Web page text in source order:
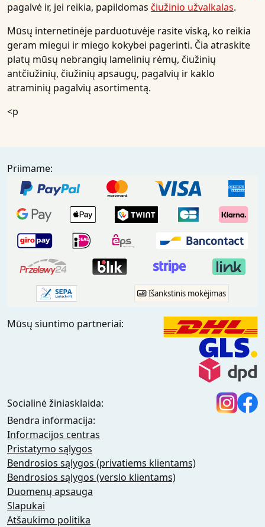
pagalvė ir, jei reikia, papildomas čiužinio užvalkalas.
Mūsų internetinėje parduotuvėje rasite viską, ko reikia
geram miegui ir miego kokybei pagerinti. Čia atraskite
platų mūsų nebrangių lamelinių rėmų, čiužinių
antčiužinių, čiužinių apsaugų, pagalvių ir kaklo
atraminių pagalvių asortimentą.
<p
Priimame:
Išankstinis mokėjimas
Mūsų siuntimo partneriai:
Socialinė žiniasklaida:
Bendra informacija:
Informacijos centras
Pristatymo sąlygos
Bendrosios sąlygos (privatiems klientams)
Bendrosios sąlygos (verslo klientams)
Duomenų apsauga
Slapukai
Atšaukimo politika